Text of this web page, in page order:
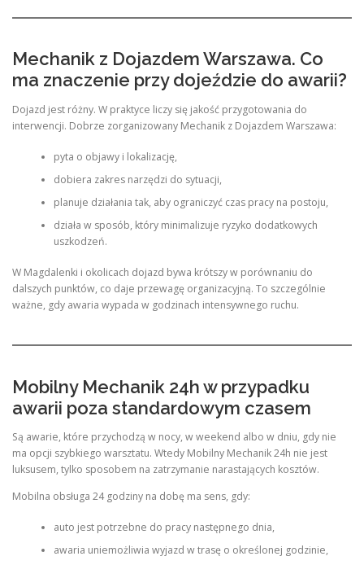
Mechanik z Dojazdem Warszawa. Co
ma znaczenie przy dojeździe do awarii?
Dojazd jest różny. W praktyce liczy się jakość przygotowania do
interwencji. Dobrze zorganizowany Mechanik z Dojazdem Warszawa:
pyta o objawy i lokalizację,
dobiera zakres narzędzi do sytuacji,
planuje działania tak, aby ograniczyć czas pracy na postoju,
działa w sposób, który minimalizuje ryzyko dodatkowych
uszkodzeń.
W Magdalenki i okolicach dojazd bywa krótszy w porównaniu do
dalszych punktów, co daje przewagę organizacyjną. To szczególnie
ważne, gdy awaria wypada w godzinach intensywnego ruchu.
Mobilny Mechanik 24h w przypadku
awarii poza standardowym czasem
Są awarie, które przychodzą w nocy, w weekend albo w dniu, gdy nie
ma opcji szybkiego warsztatu. Wtedy Mobilny Mechanik 24h nie jest
luksusem, tylko sposobem na zatrzymanie narastających kosztów.
Mobilna obsługa 24 godziny na dobę ma sens, gdy:
auto jest potrzebne do pracy następnego dnia,
awaria uniemożliwia wyjazd w trasę o określonej godzinie,